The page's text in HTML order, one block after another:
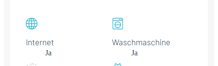
Internet
Ja
Waschmaschine
Ja